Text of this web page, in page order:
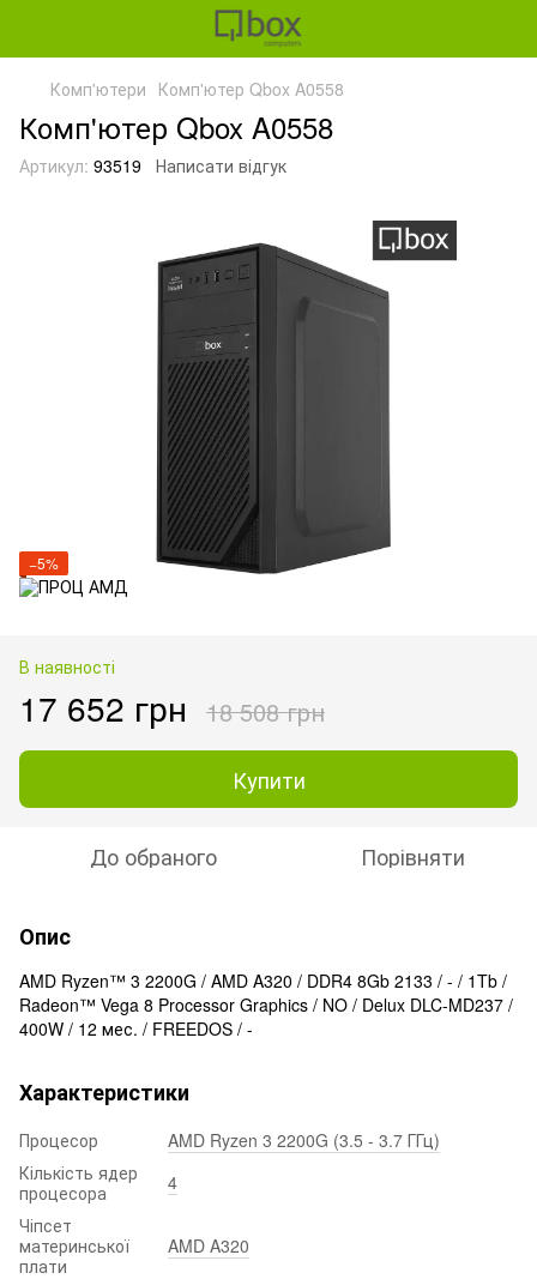
Комп'ютери Комп'ютер Qbox A0558
Комп'ютер Qbox A0558
Артикул: 93519 Написати відгук
−5%
В наявності
17 652 грн 18 508 грн
Купити
До обраного Порівняти
Опис
AMD Ryzen™ 3 2200G / AMD A320 / DDR4 8Gb 2133 / - / 1Tb /
Radeon™ Vega 8 Processor Graphics / NO / Delux DLC-MD237 /
400W / 12 мес. / FREEDOS / -
Характеристики
Процесор
AMD Ryzen 3 2200G (3.5 - 3.7 ГГц)
Кількість ядер
процесора
4
Чіпсет
материнської
плати
AMD A320